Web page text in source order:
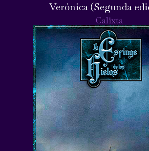
Verónica (Segunda
Calixta